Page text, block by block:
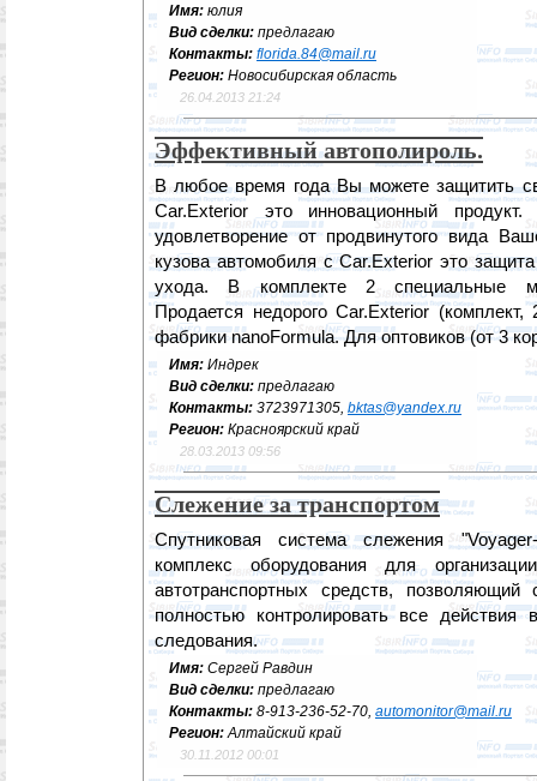
Имя: юлия
Вид сделки: предлагаю
Контакты: florida.84@mail.ru
Регион: Новосибирская область
26.04.2013 21:24
Эффективный автополироль.
В любое время года Вы можете защитить
Car.Exterior это инновационный
удовлетворение от продвинутого вида
кузова автомобиля с Car.Exterior это
ухода. В комплекте 2 специальные
Продается недорого Car.Exterior (комплект,
фабрики nanoFormula. Для оптовиков (от 3
Имя: Индрек
Вид сделки: предлагаю
Контакты: 3723971305, bktas@yandex.ru
Регион: Красноярский край
28.03.2013 09:56
Слежение за транспортом
Спутниковая система слежения
комплекс оборудования для
автотранспортных средств, позволяющий
полностью контролировать все
следования.
Имя: Сергей Равдин
Вид сделки: предлагаю
Контакты: 8-913-236-52-70, automonitor@mail.ru
Регион:Алтайский край
30.11.2012 00:01